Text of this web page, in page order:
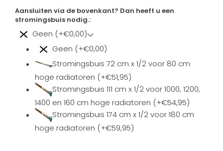
Aansluiten via de bovenkant? Dan heeft u een
stromingsbuis nodig.:
Geen (+€0,00)
Geen (+€0,00)
Stromingsbuis 72 cm x 1/2 voor 80 cm
hoge radiatoren (+€51,95)
Stromingsbuis 111 cm x 1/2 voor 1000, 1200,
1400 en 160 cm hoge radiatoren (+€54,95)
Stromingsbuis 174 cm x 1/2 voor 180 cm
hoge radiatoren (+€59,95)